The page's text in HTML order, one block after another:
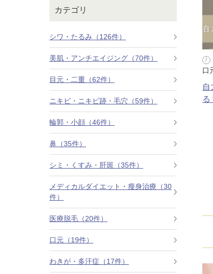
ヒアルロン酸注射（鼻）
切らない小鼻縮小術
カベリン（カベルライン・Kabelline）
こめかみのヒアルロン酸注射
チンセラプラス（Cincelar+）
ボトックス注射（ガミースマイル・口角アッ
プ）
カテゴリ
シワ・たるみ（126件）
美肌・アンチエイジング（70件）
目元・二重（62件）
ニキビ・ニキビ跡・毛穴（59件）
輪郭・小顔（46件）
鼻（35件）
シミ・くすみ・肝斑（35件）
メディカルダイエット・瘦身治療（30
件）
医療脱毛（20件）
口元（19件）
わきが・多汗症（17件）
口
自
る